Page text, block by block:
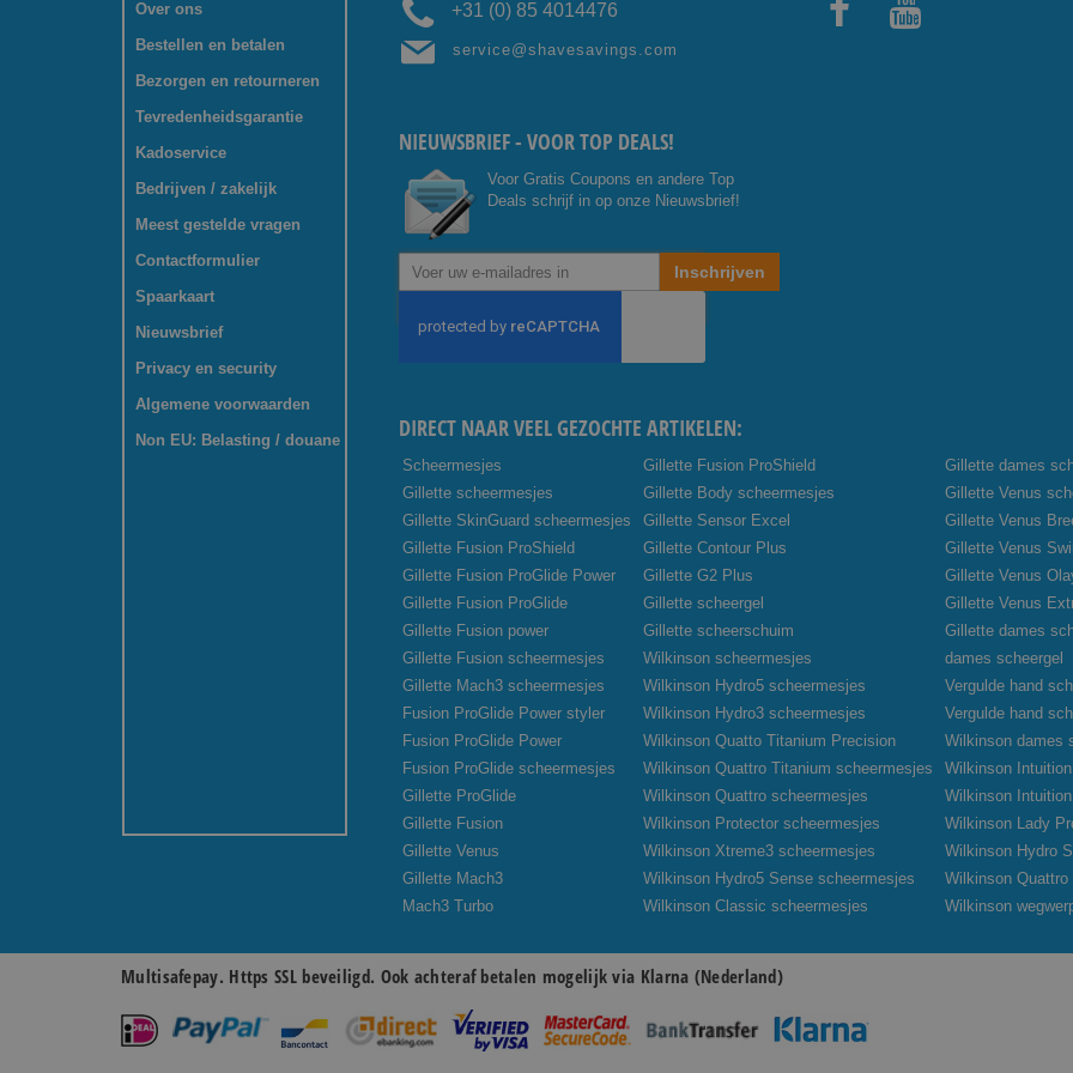
Over ons
Bestellen en betalen
Bezorgen en retourneren
Tevredenheidsgarantie
Kadoservice
Bedrijven / zakelijk
Meest gestelde vragen
Contactformulier
Spaarkaart
Nieuwsbrief
Privacy en security
Algemene voorwaarden
Non EU: Belasting / douane
+31 (0) 85 4014476
service@shavesavings.com
NIEUWSBRIEF - VOOR TOP DEALS!
Voor Gratis Coupons en andere Top
Deals schrijf in op onze Nieuwsbrief!
Abonneer
onze
Inschrijven
DIRECT NAAR VEEL GEZOCHTE ARTIKELEN:
Scheermesjes
Gillette scheermesjes
Gillette SkinGuard scheermesjes
Gillette Fusion ProShield
Gillette Fusion ProGlide Power
Gillette Fusion ProGlide
Gillette Fusion power
Gillette Fusion scheermesjes
Gillette Mach3 scheermesjes
Fusion ProGlide Power styler
Fusion ProGlide Power
Fusion ProGlide scheermesjes
Gillette ProGlide
Gillette Fusion
Gillette Venus
Gillette Mach3
Mach3 Turbo
Gillette Fusion ProShield
Gillette Body scheermesjes
Gillette Sensor Excel
Gillette Contour Plus
Gillette G2 Plus
Gillette scheergel
Gillette scheerschuim
Wilkinson scheermesjes
Wilkinson Hydro5 scheermesjes
Wilkinson Hydro3 scheermesjes
Wilkinson Quatto Titanium Precision
Wilkinson Quattro Titanium scheermesjes
Wilkinson Quattro scheermesjes
Wilkinson Protector scheermesjes
Wilkinson Xtreme3 scheermesjes
Wilkinson Hydro5 Sense scheermesjes
Wilkinson Classic scheermesjes
Gillette dames
Gillette Venus
Gillette Venus
Gillette Venus
Gillette Venus
Gillette Venus
Gillette dames
dames scheergel
Vergulde hand
Vergulde hand
Wilkinson dames
Wilkinson
Wilkinson
Wilkinson Lady
Wilkinson Hydro
Wilkinson
Wilkinson
Multisafepay. Https SSL beveiligd. Ook achteraf betalen mogelijk via Klarna (Nederland)